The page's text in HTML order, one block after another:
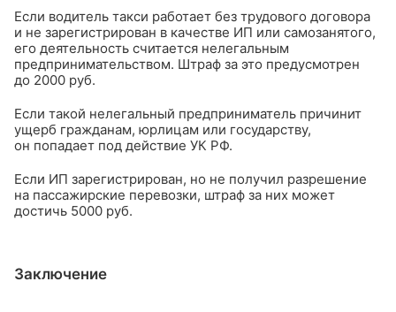
Если водитель такси работает без трудового договора
и не зарегистрирован в качестве ИП или самозанятого,
его деятельность считается нелегальным
предпринимательством. Штраф за это предусмотрен
до 2000 руб.
Если такой нелегальный предприниматель причинит
ущерб гражданам, юрлицам или государству,
он попадает под действие УК РФ.
Если ИП зарегистрирован, но не получил разрешение
на пассажирские перевозки, штраф за них может
достичь 5000 руб.
Заключение